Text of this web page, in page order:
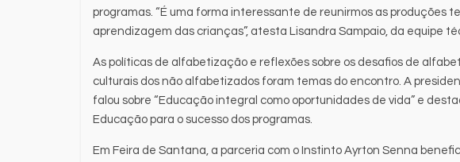
programas. “É uma forma interessante de reunirmos as produções
aprendizagem das crianças”, atesta Lisandra Sampaio, da equipe
As políticas de alfabetização e reflexões sobre os desafios de
culturais dos não alfabetizados foram temas do encontro. A
falou sobre “Educação integral como oportunidades de vida” e
Educação para o sucesso dos programas.
Em Feira de Santana, a parceria com o Instinto Ayrton Senna